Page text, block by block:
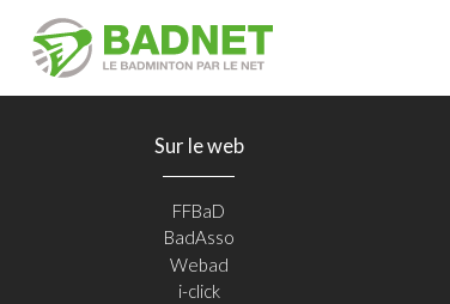
Sur le web
FFBaD
BadAsso
Webad
i-click